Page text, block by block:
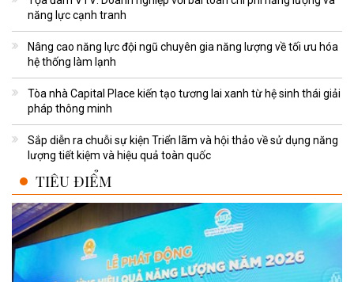
năng lực cạnh tranh
Nâng cao năng lực đội ngũ chuyên gia năng lượng về tối ưu hóa
hệ thống làm lạnh
Tòa nhà Capital Place kiến tạo tương lai xanh từ hệ sinh thái giải
pháp thông minh
Sắp diễn ra chuỗi sự kiện Triển lãm và hội thảo về sử dụng năng
lượng tiết kiệm và hiệu quả toàn quốc
TIÊU ĐIỂM